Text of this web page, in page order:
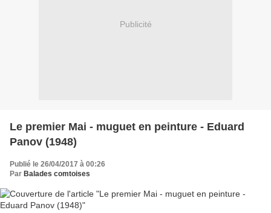
Publicité
Le premier Mai - muguet en peinture - Eduard
Panov (1948)
Publié le 26/04/2017 à 00:26
Par Balades comtoises